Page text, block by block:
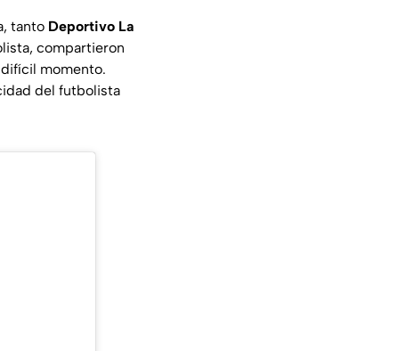
tanto Deportivo La
compartieron
momento.
del futbolista